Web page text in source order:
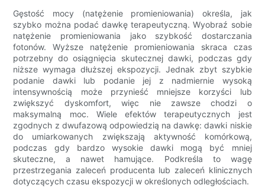
Gęstość mocy (natężenie promieniowania) określa, jak
szybko można podać dawkę terapeutyczną. Wyobraź sobie
natężenie promieniowania jako szybkość dostarczania
fotonów. Wyższe natężenie promieniowania skraca czas
potrzebny do osiągnięcia skutecznej dawki, podczas gdy
niższe wymaga dłuższej ekspozycji. Jednak zbyt szybkie
podanie dawki lub podanie jej z nadmiernie wysoką
intensywnością może przynieść mniejsze korzyści lub
zwiększyć dyskomfort, więc nie zawsze chodzi o
maksymalną moc. Wiele efektów terapeutycznych jest
zgodnych z dwufazową odpowiedzią na dawkę: dawki niskie
do umiarkowanych zwiększają aktywność komórkową,
podczas gdy bardzo wysokie dawki mogą być mniej
skuteczne, a nawet hamujące. Podkreśla to wagę
przestrzegania zaleceń producenta lub zaleceń klinicznych
dotyczących czasu ekspozycji w określonych odległościach.